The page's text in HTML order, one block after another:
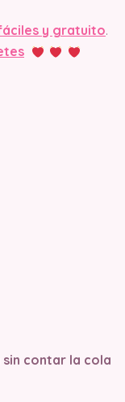
y gratuito.
contar la cola